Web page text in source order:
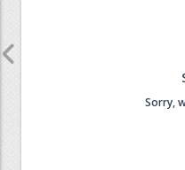
Sorry,
Sorry,